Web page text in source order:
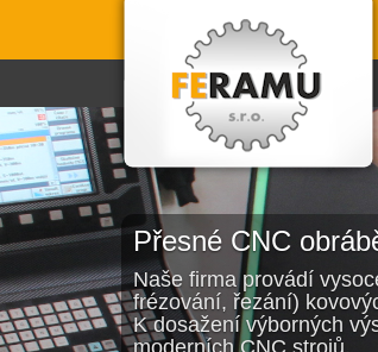
Přesné CNC
Naše firma provádí
frézování, řezání)
K dosažení výborných
moderních CNC strojů.